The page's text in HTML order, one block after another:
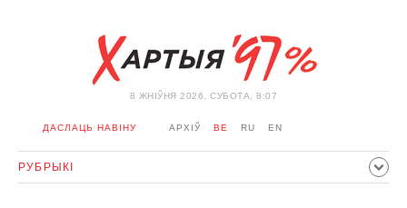
8 ЖНIЎНЯ 2026, СУБОТА, 8:07
ДАСЛАЦЬ НАВІНУ АРХІЎ BE RU EN
РУБРЫКІ